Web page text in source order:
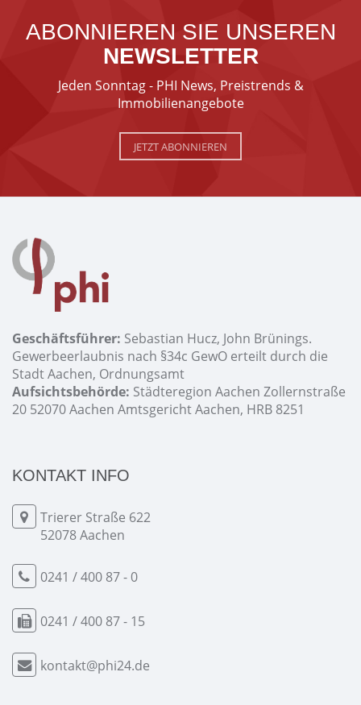
ABONNIEREN SIE UNSEREN
NEWSLETTER
Jeden Sonntag - PHI News, Preistrends &
Immobilienangebote
JETZT ABONNIEREN
Geschäftsführer: Sebastian Hucz, John Brünings.
Gewerbeerlaubnis nach §34c GewO erteilt durch die
Stadt Aachen, Ordnungsamt
Aufsichtsbehörde: Städteregion Aachen Zollernstraße
20 52070 Aachen Amtsgericht Aachen, HRB 8251
KONTAKT INFO
Trierer Straße 622
52078 Aachen
0241 / 400 87 - 0
0241 / 400 87 - 15
kontakt@phi24.de